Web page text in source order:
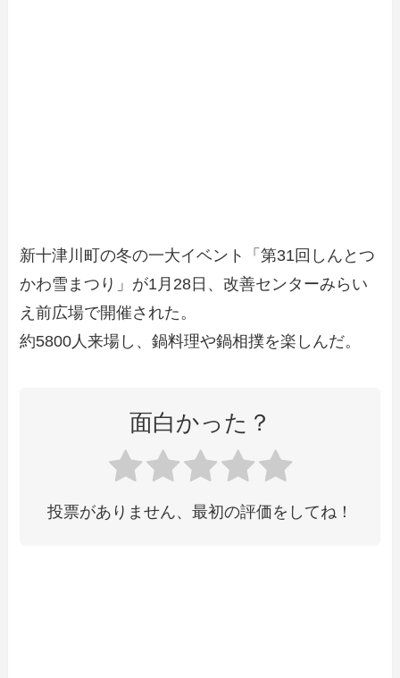
新十津川町の冬の一大イベント「第31回しんとつ
かわ雪まつり」が1月28日、改善センターみらい
え前広場で開催された。
約5800人来場し、鍋料理や鍋相撲を楽しんだ。
面白かった？
投票がありません、最初の評価をしてね！